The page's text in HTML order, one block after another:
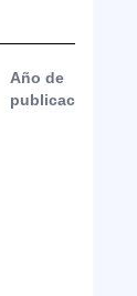
Año de
publicación